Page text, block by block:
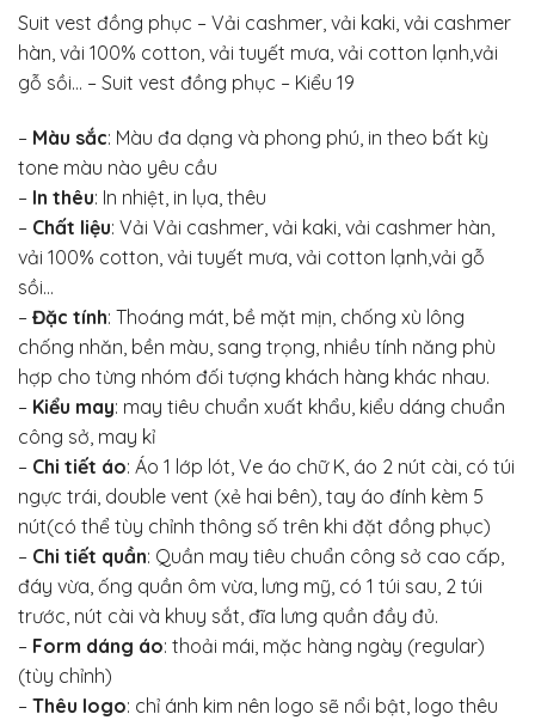
Suit vest đồng phục – Vải cashmer, vải kaki, vải cashmer
hàn, vải 100% cotton, vải tuyết mưa, vải cotton lạnh,vải
gỗ sồi… – Suit vest đồng phục – Kiểu 19
– Màu sắc: Màu đa dạng và phong phú, in theo bất kỳ
tone màu nào yêu cầu
– In thêu: In nhiệt, in lụa, thêu
– Chất liệu: Vải Vải cashmer, vải kaki, vải cashmer hàn,
vải 100% cotton, vải tuyết mưa, vải cotton lạnh,vải gỗ
sồi…
– Đặc tính: Thoáng mát, bề mặt mịn, chống xù lông
chống nhăn, bền màu, sang trọng, nhiều tính năng phù
hợp cho từng nhóm đối tượng khách hàng khác nhau.
– Kiểu may: may tiêu chuẩn xuất khẩu, kiểu dáng chuẩn
công sở, may kỉ
– Chi tiết áo: Áo 1 lớp lót, Ve áo chữ K, áo 2 nút cài, có túi
ngực trái, double vent (xẻ hai bên), tay áo đính kèm 5
nút(có thể tùy chỉnh thông số trên khi đặt đồng phục)
– Chi tiết quần: Quần may tiêu chuẩn công sở cao cấp,
đáy vừa, ống quần ôm vừa, lưng mỹ, có 1 túi sau, 2 túi
trước, nút cài và khuy sắt, đĩa lưng quần đầy đủ.
– Form dáng áo: thoải mái, mặc hàng ngày (regular)
(tùy chỉnh)
– Thêu logo: chỉ ánh kim nên logo sẽ nổi bật, logo thêu